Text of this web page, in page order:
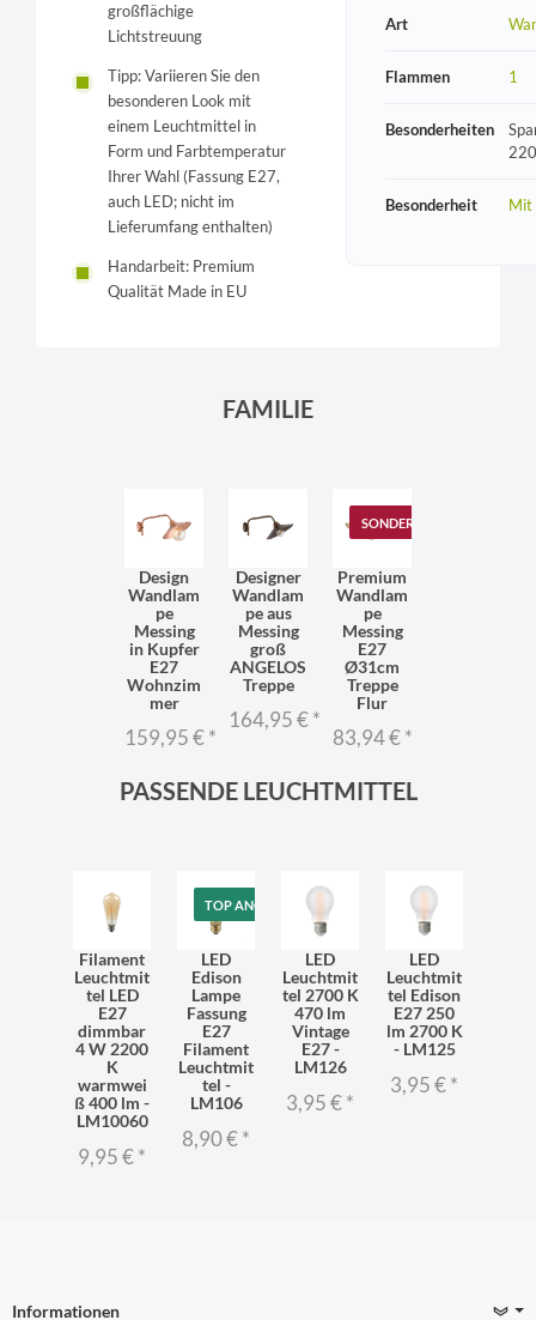
großflächige
Lichtstreuung
Tipp: Variieren Sie den
besonderen Look mit
einem Leuchtmittel in
Form und Farbtemperatur
Ihrer Wahl (Fassung E27,
auch LED; nicht im
Lieferumfang enthalten)
Handarbeit: Premium
Qualität Made in EU
Art
Flammen 1
Besonderheiten
Besonderheit Mit
FAMILIE
Design
Wandlam
pe
Messing
in Kupfer
E27
Wohnzim
mer
159,95 €*
Designer
Wandlam
pe aus
Messing
groß
ANGELOS
Treppe
164,95 €*
SONDERANGEBOT
Premium
Wandlam
pe
Messing
E27
Ø31cm
Treppe
Flur
83,94 €*
PASSENDE LEUCHTMITTEL
Filament
Leuchtmit
tel LED
E27
dimmbar
4 W 2200
K
warmwei
ß 400 lm -
LM10060
9,95 €*
TOP ANGEBOT
LED
Edison
Lampe
Fassung
E27
Filament
Leuchtmit
tel -
LM106
8,90 €*
LED
Leuchtmit
tel 2700 K
470 lm
Vintage
E27 -
LM126
3,95 €*
LED
Leuchtmit
tel Edison
E27 250
lm 2700 K
- LM125
3,95 €*
Informationen